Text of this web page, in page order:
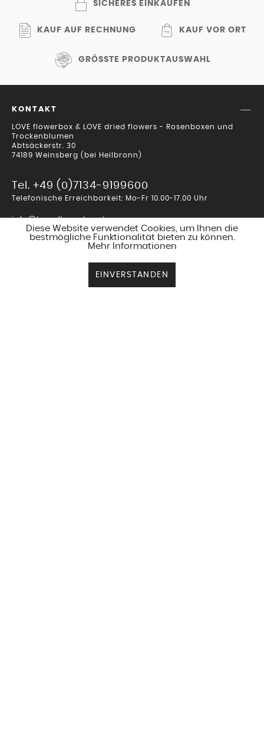
SICHERES EINKAUFEN
KAUF AUF RECHNUNG KAUF VOR ORT
GRÖSSTE PRODUKTAUSWAHL
KONTAKT
LOVE flowerbox & LOVE dried flowers - Rosenboxen und
Trockenblumen
Abtsäckerstr. 30
74189 Weinsberg (bei Heilbronn)
Tel. +49 (0)7134-9199600
Telefonische Erreichbarkeit: Mo-Fr 10.00-17.00 Uhr
info@love-flowerbox.de
KONTAKTFORMULAR
Diese Website verwendet Cookies, um Ihnen die
bestmögliche Funktionalität bieten zu können.
Mehr Informationen
EINVERSTANDEN